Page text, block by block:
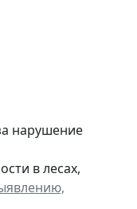
нарушение
в лесах,